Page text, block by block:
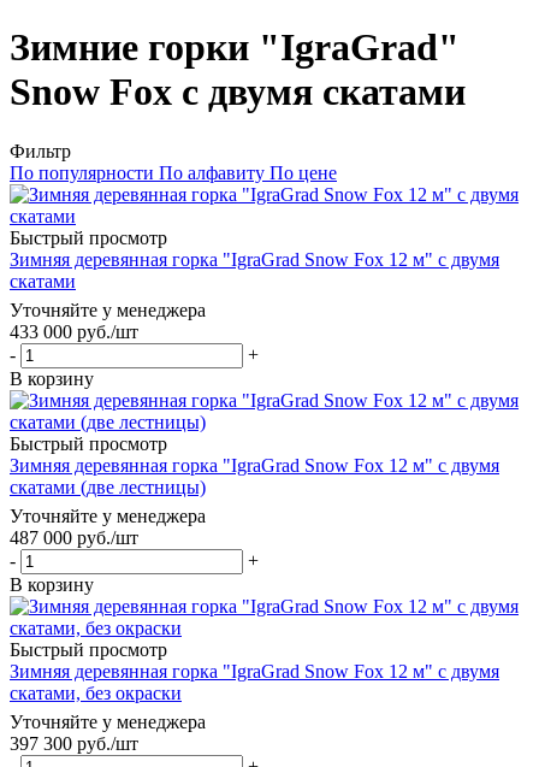
Зимние горки "IgraGrad"
Snow Fox с двумя скатами
Фильтр
По популярности По алфавиту По цене
Быстрый просмотр
Зимняя деревянная горка "IgraGrad Snow Fox 12 м" с двумя
скатами
Уточняйте у менеджера
433 000 руб./шт
-
+
В корзину
Быстрый просмотр
Зимняя деревянная горка "IgraGrad Snow Fox 12 м" с двумя
скатами (две лестницы)
Уточняйте у менеджера
487 000 руб./шт
-
+
В корзину
Быстрый просмотр
Зимняя деревянная горка "IgraGrad Snow Fox 12 м" с двумя
скатами, без окраски
Уточняйте у менеджера
397 300 руб./шт